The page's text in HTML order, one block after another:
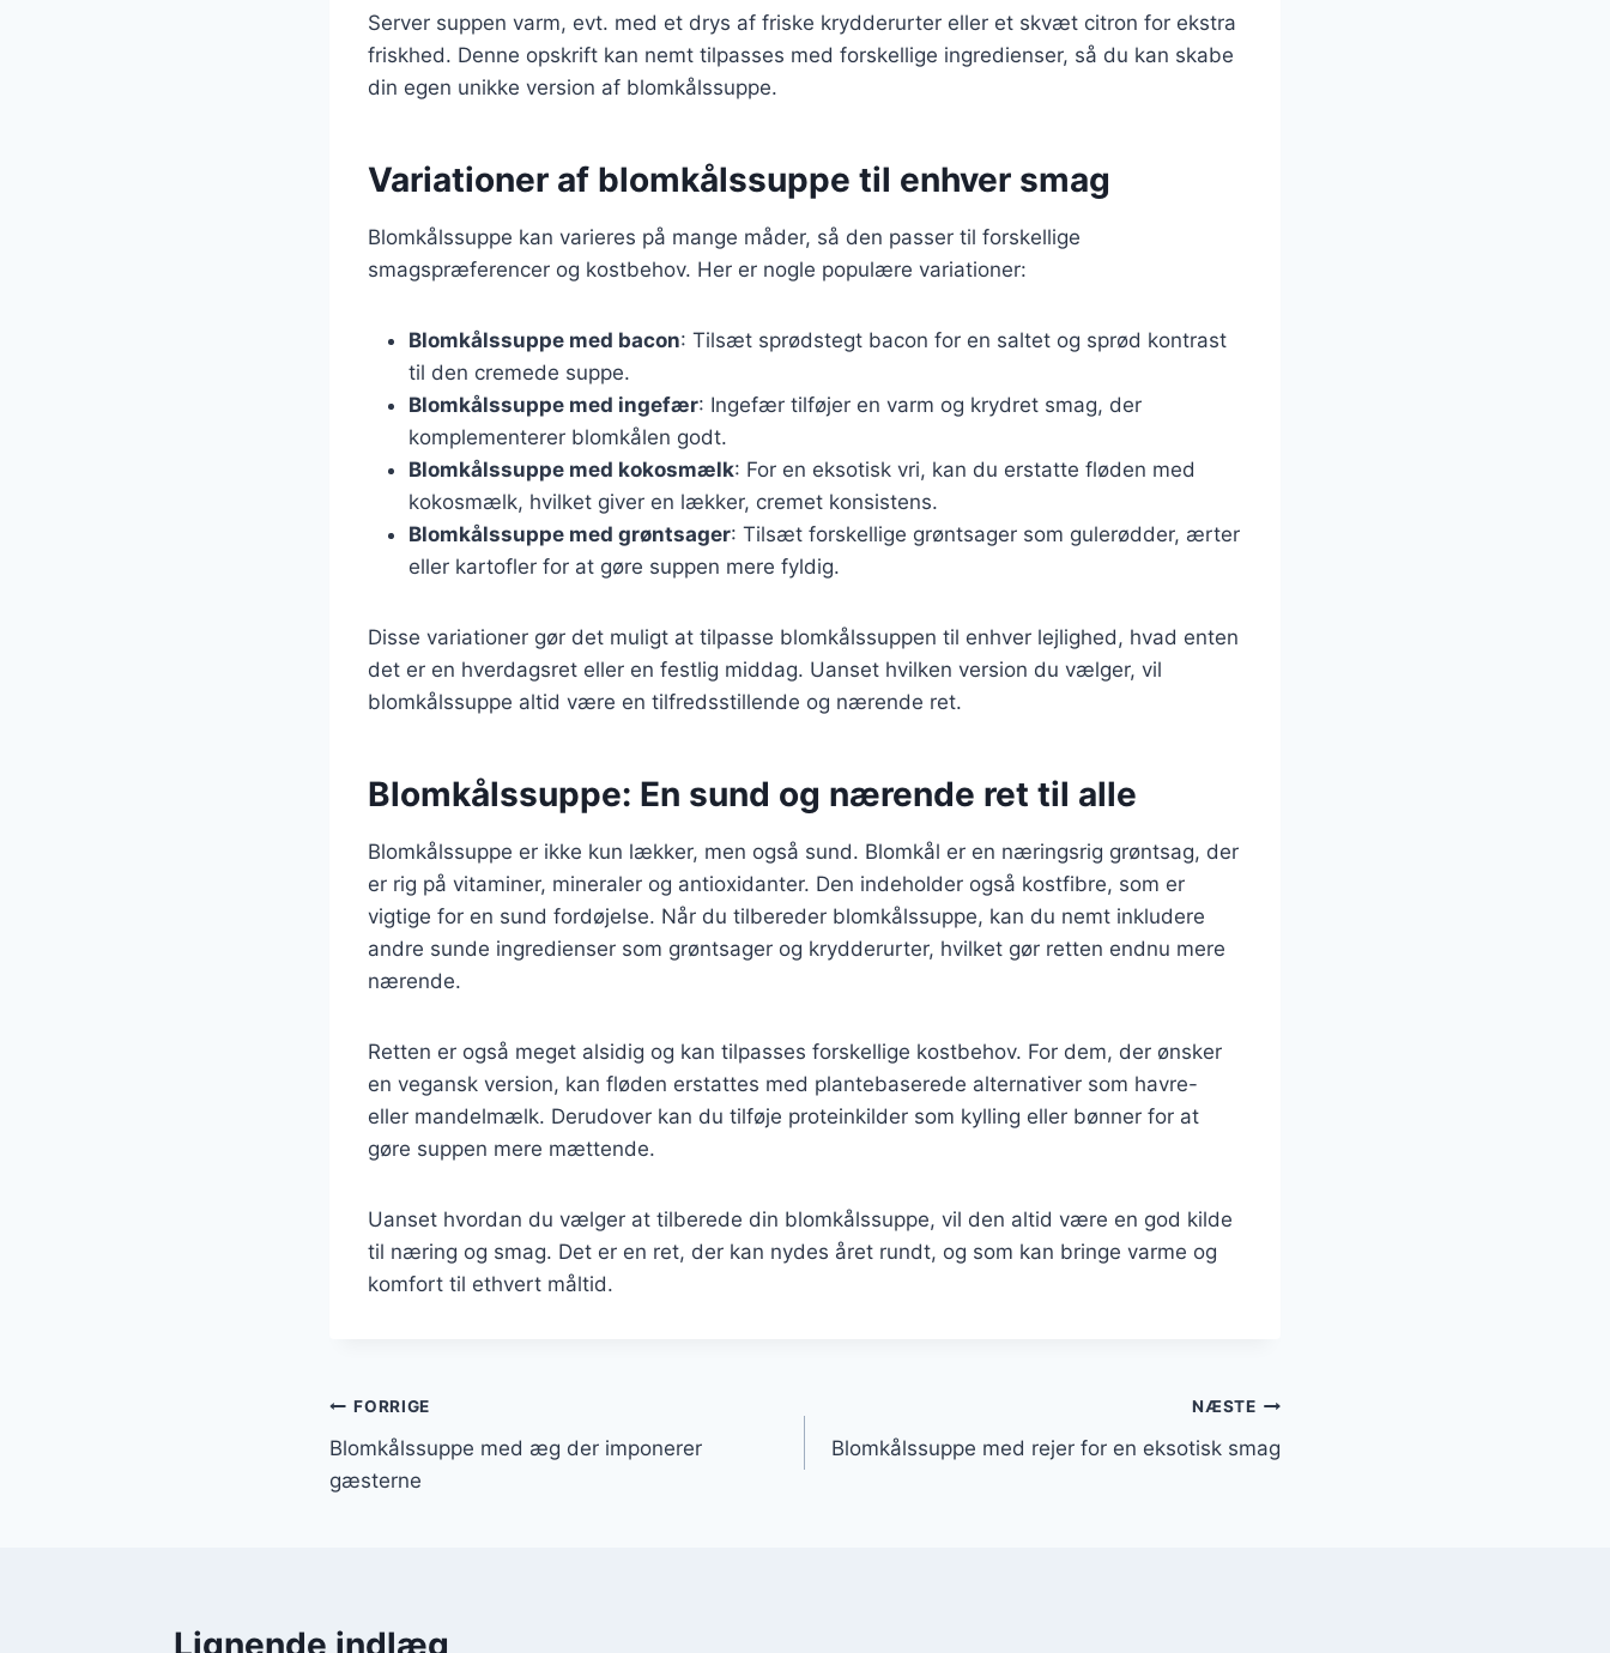
Server suppen varm, evt. med et drys af friske krydderurter eller et skvæt citron for ekstra
friskhed. Denne opskrift kan nemt tilpasses med forskellige ingredienser, så du kan skabe
din egen unikke version af blomkålssuppe.
Variationer af blomkålssuppe til enhver smag
Blomkålssuppe kan varieres på mange måder, så den passer til forskellige
smagspræferencer og kostbehov. Her er nogle populære variationer:
Blomkålssuppe med bacon: Tilsæt sprødstegt bacon for en saltet og sprød kontrast
til den cremede suppe.
Blomkålssuppe med ingefær: Ingefær tilføjer en varm og krydret smag, der
komplementerer blomkålen godt.
Blomkålssuppe med kokosmælk: For en eksotisk vri, kan du erstatte fløden med
kokosmælk, hvilket giver en lækker, cremet konsistens.
Blomkålssuppe med grøntsager: Tilsæt forskellige grøntsager som gulerødder, ærter
eller kartofler for at gøre suppen mere fyldig.
Disse variationer gør det muligt at tilpasse blomkålssuppen til enhver lejlighed, hvad enten
det er en hverdagsret eller en festlig middag. Uanset hvilken version du vælger, vil
blomkålssuppe altid være en tilfredsstillende og nærende ret.
Blomkålssuppe: En sund og nærende ret til alle
Blomkålssuppe er ikke kun lækker, men også sund. Blomkål er en næringsrig grøntsag, der
er rig på vitaminer, mineraler og antioxidanter. Den indeholder også kostfibre, som er
vigtige for en sund fordøjelse. Når du tilbereder blomkålssuppe, kan du nemt inkludere
andre sunde ingredienser som grøntsager og krydderurter, hvilket gør retten endnu mere
nærende.
Retten er også meget alsidig og kan tilpasses forskellige kostbehov. For dem, der ønsker
en vegansk version, kan fløden erstattes med plantebaserede alternativer som havre-
eller mandelmælk. Derudover kan du tilføje proteinkilder som kylling eller bønner for at
gøre suppen mere mættende.
Uanset hvordan du vælger at tilberede din blomkålssuppe, vil den altid være en god kilde
til næring og smag. Det er en ret, der kan nydes året rundt, og som kan bringe varme og
komfort til ethvert måltid.
Indlægsnavigation
FORRIGE
Blomkålssuppe med æg der imponerer
gæsterne
NÆSTE
Blomkålssuppe med rejer for en eksotisk smag
Lignende indlæg